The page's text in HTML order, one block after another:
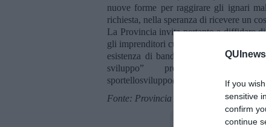
If you
sensitive
confirm
continue
nuove forme per raggirare gli ignari
richiesta, nella speranza di ricevere un
La Provincia invita pertanto a diffidare
gli imprenditori cui vengano avanzate
esistenza di bandi del genere),
sviluppo” provinciale
sportellosviluppo@provincia.pisa.it).
Fonte: Provincia di Pisa - Ufficio stampa